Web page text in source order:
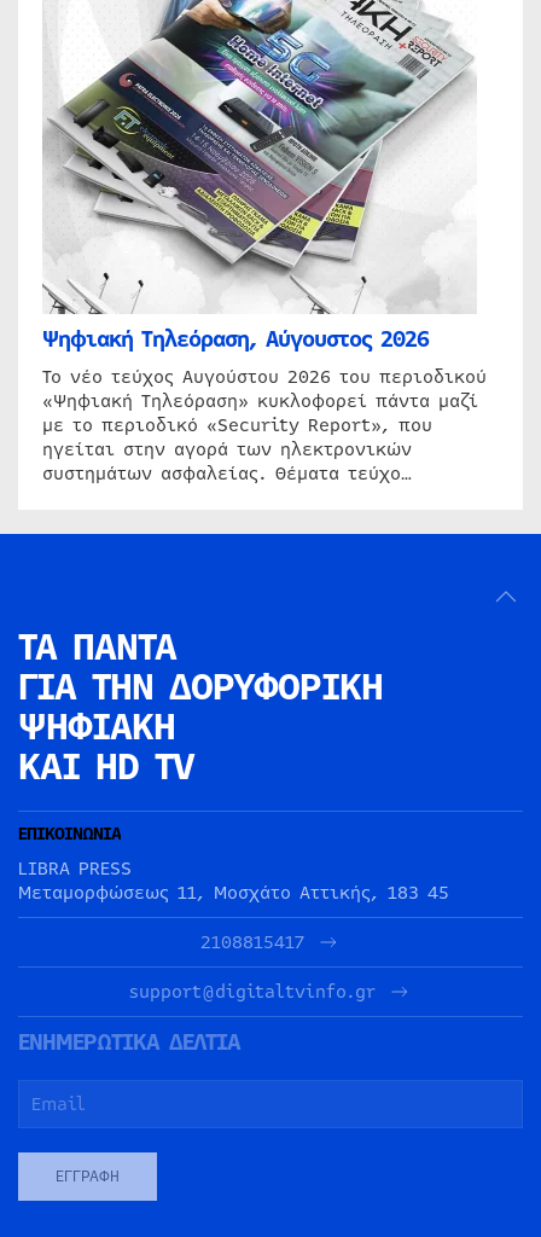
Ψηφιακή Τηλεόραση, Αύγουστος 2026
Το νέο τεύχος Αυγούστου 2026 του περιοδικού
«Ψηφιακή Τηλεόραση» κυκλοφορεί πάντα μαζί
με το περιοδικό «Security Report», που
ηγείται στην αγορά των ηλεκτρονικών
συστημάτων ασφαλείας. Θέματα τεύχο…
ΤΑ ΠΑΝΤΑ
ΓΙΑ ΤΗΝ ΔΟΡΥΦΟΡΙΚΗ
ΨΗΦΙΑΚΗ
ΚΑΙ HD TV
ΕΠΙΚΟΙΝΩΝΙΑ
LIBRA PRESS
Μεταμορφώσεως 11, Μοσχάτο Αττικής, 183 45
2108815417
support@digitaltvinfo.gr
ΕΝΗΜΕΡΩΤΙΚΑ ΔΕΛΤΙΑ
ΕΓΓΡΑΦΉ